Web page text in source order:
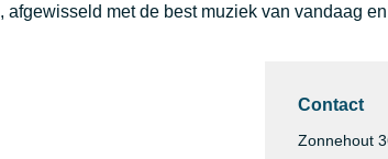
Wood
afgewisseld met de best muziek van vandaag
Contact
Zonnehout